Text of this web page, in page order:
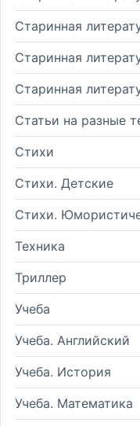
Старинная
Старинная
Старинная
Статьи на разные
Стихи
Стихи. Детские
Стихи.
Техника
Триллер
Учеба
Учеба. Английский
Учеба. История
Учеба. Математика